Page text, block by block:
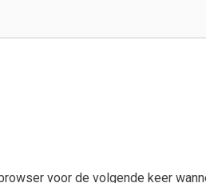
voor de volgende keer